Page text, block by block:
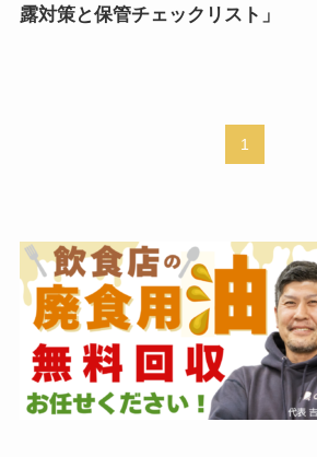
露対策と保管チェックリスト」
1